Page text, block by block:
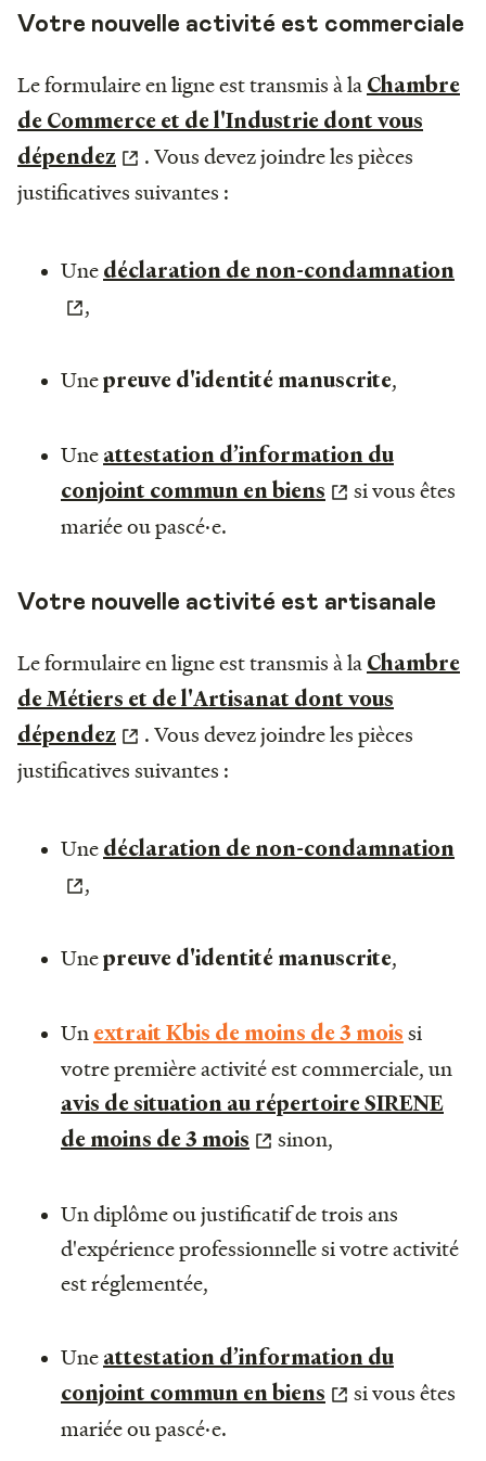
Votre nouvelle activité est commerciale
Le formulaire en ligne est transmis à la Chambre
de Commerce et de l'Industrie dont vous
dépendez
. Vous devez joindre les pièces
justificatives suivantes :
Une déclaration de non-condamnation
,
Unepreuve d'identité manuscrite,
Une attestation d’information du
conjoint commun en biens
si vous êtes
mariée ou pascé·e.
Votre nouvelle activité est artisanale
Le formulaire en ligne est transmis à la Chambre
de Métiers et de l'Artisanat dont vous
dépendez
. Vous devez joindre les pièces
justificatives suivantes :
Une déclaration de non-condamnation
,
Unepreuve d'identité manuscrite,
Un extrait Kbis de moins de 3 mois si
votre première activité est commerciale, un
avis de situation au répertoire SIRENE
de moins de 3 mois
sinon,
Un diplôme ou justificatif de trois ans
d'expérience professionnelle si votre activité
est réglementée,
Une attestation d’information du
conjoint commun en biens
si vous êtes
mariée ou pascé·e.